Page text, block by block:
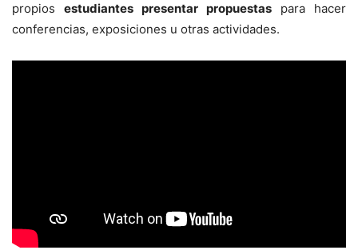
propios estudiantes presentar propuestas para hacer
conferencias, exposiciones u otras actividades.